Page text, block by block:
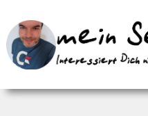
Zum
Inhalt